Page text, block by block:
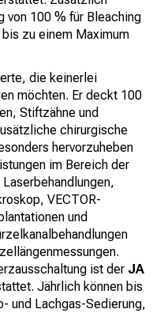
von 100 % für Bleaching
zu einem Maximum
die keinerlei
möchten. Er deckt 100
Stiftzähne und
chirurgische
hervorzuheben
im Bereich der
VECTOR-
und
ist der JA
Jährlich können bis
und Lachgas-Sedierung,